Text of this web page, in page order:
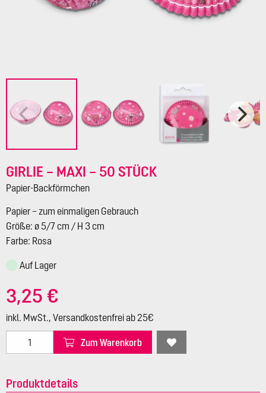
GIRLIE – MAXI – 50 STÜCK
Papier-Backförmchen
Papier – zum einmaligen Gebrauch
Größe: ø 5/7 cm / H 3 cm
Farbe: Rosa
Auf Lager
3,25 €
inkl. MwSt., Versandkostenfrei ab 25€
Zum Warenkorb
Produktdetails